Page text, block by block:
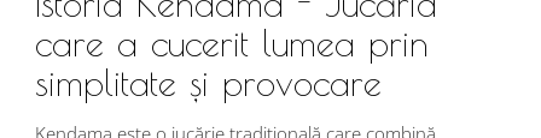
care a cucerit lumea prin
simplitate și provocare